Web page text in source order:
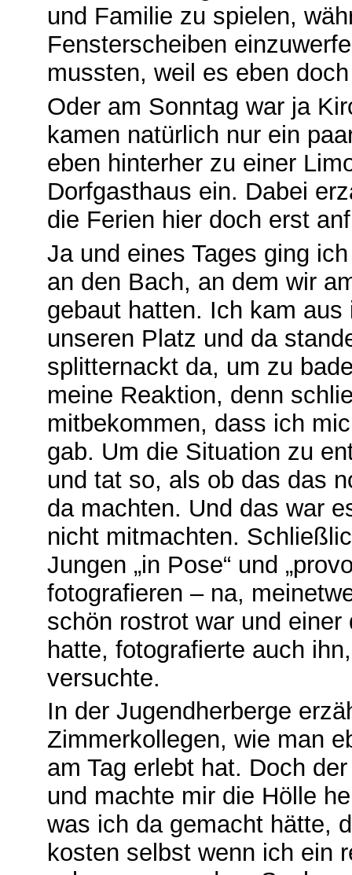
und Familie zu spielen,
Fensterscheiben
mussten, weil es eben
Oder am Sonntag war ja
kamen natürlich nur ein
eben hinterher zu einer
Dorfgasthaus ein. Dabei
die Ferien hier doch erst
Ja und eines Tages ging
an den Bach, an dem wir
gebaut hatten. Ich kam
unseren Platz und da
splitternackt da, um zu
meine Reaktion, denn
mitbekommen, dass ich
gab. Um die Situation zu
und tat so, als ob das das
da machten. Und das war
nicht mitmachten.
Jungen „in Pose“ und
fotografieren – na,
schön rostrot war und
hatte, fotografierte auch
versuchte.
In der Jugendherberge
Zimmerkollegen, wie man
am Tag erlebt hat. Doch
und machte mir die Hölle
was ich da gemacht hätte,
kosten selbst wenn ich ein